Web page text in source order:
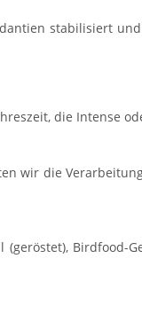
stabilisiert
die Intense
wir die
Birdfood-